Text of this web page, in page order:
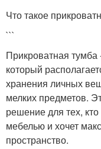
Что такое
```
Прикроватная
который
хранения личных
мелких предметов.
решение для тех,
мебелью и хочет
пространство.